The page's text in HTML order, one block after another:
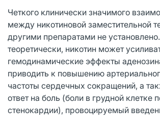
Четкого клинически значимого
между никотиновой заместительной
другими препаратами не
теоретически, никотин может
гемодинамические эффекты
приводить к повышению
частоты сердечных сокращений, а
ответ на боль (боли в грудной клетке
стенокардии), провоцируемый